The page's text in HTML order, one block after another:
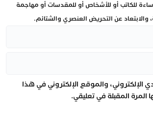
للكاتب أو للأشخاص أو للمقدسات أو مهاجمة
والابتعاد عن التحريض العنصري والشتائم.
الإلكتروني، والموقع الإلكتروني في هذا
المرة المقبلة في تعليقي.